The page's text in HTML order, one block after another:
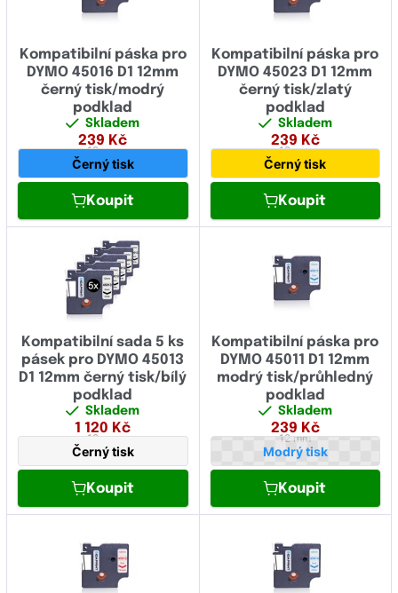
Kompatibilní páska pro
DYMO 45016 D1 12mm
černý tisk/modrý
podklad
Skladem
239 Kč
12 mm
Černý tisk
Koupit
Kompatibilní páska pro
DYMO 45023 D1 12mm
černý tisk/zlatý
podklad
Skladem
239 Kč
12 mm
Černý tisk
Koupit
Kompatibilní sada 5 ks
pásek pro DYMO 45013
D1 12mm černý tisk/bílý
podklad
Skladem
1 120 Kč
12 mm
Černý tisk
Koupit
Kompatibilní páska pro
DYMO 45011 D1 12mm
modrý tisk/průhledný
podklad
Skladem
239 Kč
12 mm
Modrý tisk
Koupit